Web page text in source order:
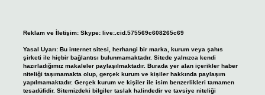
Reklam ve İletişim: Skype: live:.cid.575569c608265c69
Yasal Uyarı: Bu internet sitesi, herhangi bir marka, kurum veya şahıs
şirketi ile hiçbir bağlantısı bulunmamaktadır. Sitede yalnızca kendi
hazırladığımız makaleler paylaşılmaktadır. Burada yer alan içerikler haber
niteliği taşımamakta olup, gerçek kurum ve kişiler hakkında paylaşım
yapılmamaktadır. Gerçek kurum ve kişiler ile isim benzerlikleri tamamen
tesadüfidir. Sitemizdeki bilgiler taslak halindedir ve tavsiye niteliği